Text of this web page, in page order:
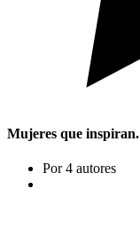
Mujeres que inspiran.
Por 4 autores